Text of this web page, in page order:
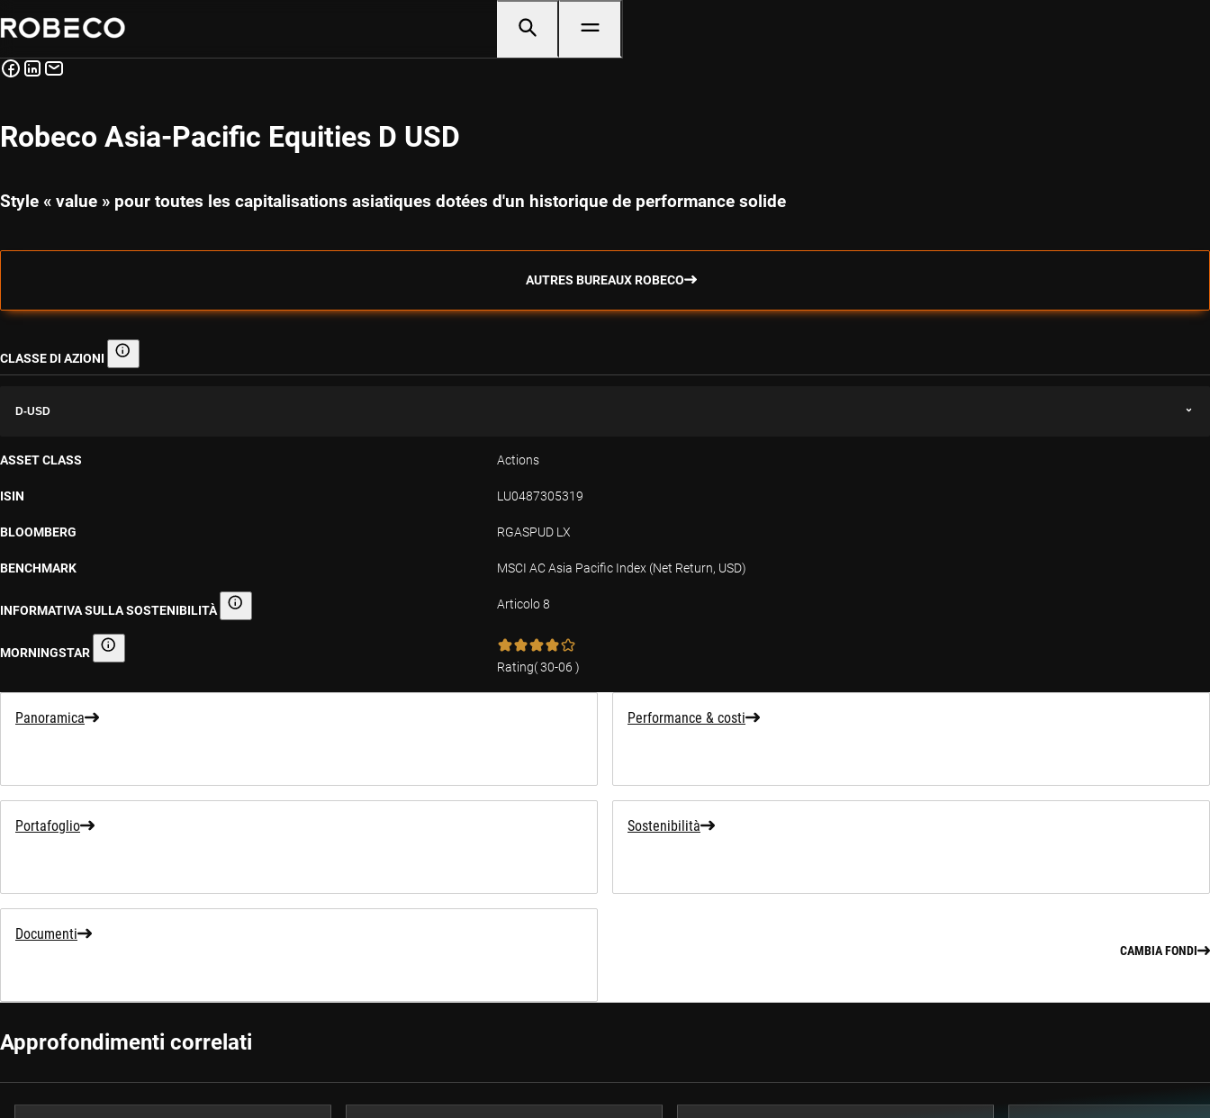
Robeco Asia-Pacific Equities D USD
Style « value » pour toutes les capitalisations asiatiques dotées d'un historique de performance solide
AUTRES BUREAUX ROBECO
CLASSE DI AZIONI Classe di azioni
D-USD
ASSET CLASS Actions
ISIN LU0487305319
BLOOMBERG RGASPUD LX
BENCHMARK MSCI AC Asia Pacific Index (Net Return, USD)
INFORMATIVA SULLA SOSTENIBILITÀ Informativa sulla sostenibilità Articolo 8
MORNINGSTAR Morningstar
Rating(30-06 )
Panoramica Performance & costi
Portafoglio Sostenibilità
Documenti
CAMBIA FONDI
Approfondimenti correlati